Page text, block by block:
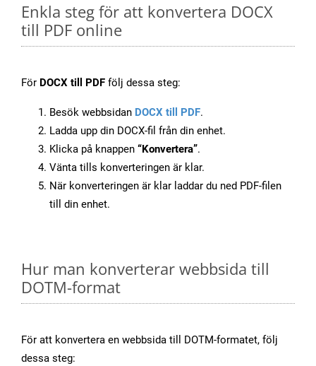
Enkla steg för att konvertera DOCX
till PDF online
För DOCX till PDF följ dessa steg:
Besök webbsidan DOCX till PDF.
Ladda upp din DOCX-fil från din enhet.
Klicka på knappen “Konvertera”.
Vänta tills konverteringen är klar.
När konverteringen är klar laddar du ned PDF-filen
till din enhet.
Hur man konverterar webbsida till
DOTM-format
För att konvertera en webbsida till DOTM-formatet, följ
dessa steg: